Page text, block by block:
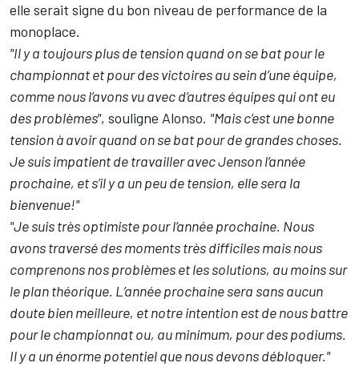
elle serait signe du bon niveau de performance de la
monoplace.
"Il y a toujours plus de tension quand on se bat pour le
championnat et pour des victoires au sein d’une équipe,
comme nous l’avons vu avec d’autres équipes qui ont eu
des problèmes", souligne Alonso. "Mais c’est une bonne
tension à avoir quand on se bat pour de grandes choses.
Je suis impatient de travailler avec Jenson l’année
prochaine, et s’il y a un peu de tension, elle sera la
bienvenue!"
"Je suis très optimiste pour l’année prochaine. Nous
avons traversé des moments très difficiles mais nous
comprenons nos problèmes et les solutions, au moins sur
le plan théorique. L’année prochaine sera sans aucun
doute bien meilleure, et notre intention est de nous battre
pour le championnat ou, au minimum, pour des podiums.
Il y a un énorme potentiel que nous devons débloquer."